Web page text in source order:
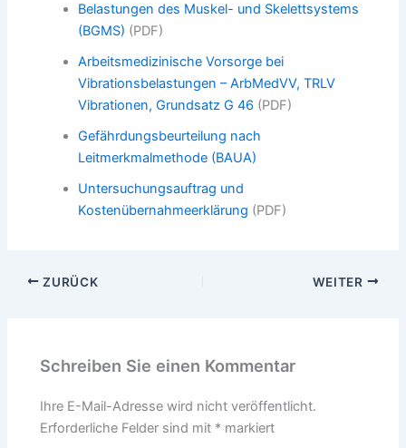
Belastungen des Muskel- und Skelettsystems
(BGMS) (PDF)
Arbeitsmedizinische Vorsorge bei
Vibrationsbelastungen – ArbMedVV, TRLV
Vibrationen, Grundsatz G 46 (PDF)
Gefährdungsbeurteilung nach
Leitmerkmalmethode (BAUA)
Untersuchungsauftrag und
Kostenübernahmeerklärung (PDF)
ZURÜCK WEITER
Schreiben Sie einen Kommentar
Ihre E-Mail-Adresse wird nicht veröffentlicht.
Erforderliche Felder sind mit * markiert